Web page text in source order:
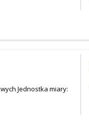
Jednostka miary: